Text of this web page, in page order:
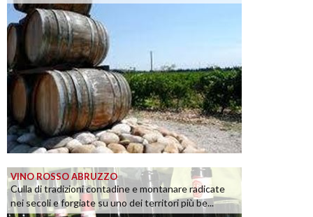
VINO ROSSO ABRUZZO
Culla di tradizioni contadine e montanare radicate
nei secoli e forgiate su uno dei territori più be...